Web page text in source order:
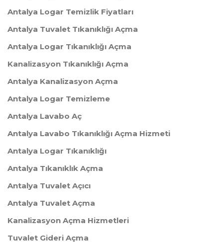
Antalya Logar Temizlik Fiyatları
Antalya Tuvalet Tıkanıklığı Açma
Antalya Logar Tıkanıklığı Açma
Kanalizasyon Tıkanıklığı Açma
Antalya Kanalizasyon Açma
Antalya Logar Temizleme
Antalya Lavabo Aç
Antalya Lavabo Tıkanıklığı Açma Hizmeti
Antalya Logar Tıkanıklığı
Antalya Tıkanıklık Açma
Antalya Tuvalet Açıcı
Antalya Tuvalet Açma
Kanalizasyon Açma Hizmetleri
Tuvalet Gideri Açma